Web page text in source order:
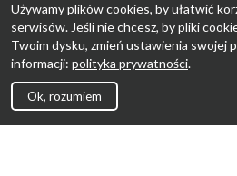
Używamy plików cookies, by ułatwić
serwisów. Jeśli nie chcesz, by pliki
Twoim dysku, zmień ustawienia swojej
informacji: polityka prywatności.
Ok, rozumiem